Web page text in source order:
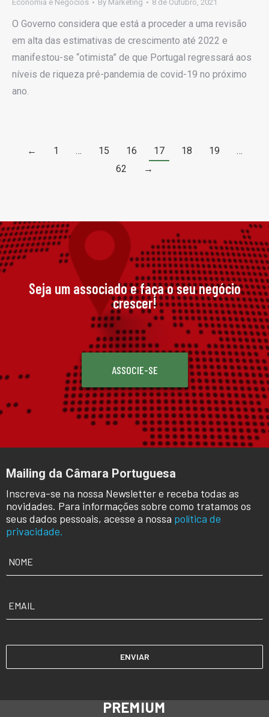
Economia e Negócios By Marketing 8 de Outubro, 2021
O Governo considera que está a proceder a uma revisão
em alta das estimativas de crescimento até 2022 e
manifestou-se “otimista” de que Portugal regressará aos
níveis de riqueza pré-pandemia de covid-19 no próximo
ano.
← 1 … 15 16 17 18 19
…
62
→
Seja um associado e faça o seu negócio
crescer!
ASSOCIE-SE
Mailing da Câmara Portuguesa
Inscreva-se na nossa Newsletter e receba todas as
novidades. Para informações sobre como tratamos os
seus dados pessoais, acesse a nossa política de
privacidade.
PREMIUM